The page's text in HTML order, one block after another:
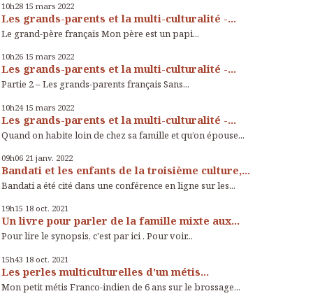
10h28 15 mars 2022
Les grands-parents et la multi-culturalité -...
Le grand-père français Mon père est un papi...
10h26 15 mars 2022
Les grands-parents et la multi-culturalité -...
Partie 2 – Les grands-parents français Sans...
10h24 15 mars 2022
Les grands-parents et la multi-culturalité -...
Quand on habite loin de chez sa famille et qu’on épouse...
09h06 21 janv. 2022
Bandati et les enfants de la troisième culture,...
Bandati a été cité dans une conférence en ligne sur les...
19h15 18 oct. 2021
Un livre pour parler de la famille mixte aux...
Pour lire le synopsis, c'est par ici . Pour voir...
15h43 18 oct. 2021
Les perles multiculturelles d'un métis...
Mon petit métis Franco-indien de 6 ans sur le brossage...